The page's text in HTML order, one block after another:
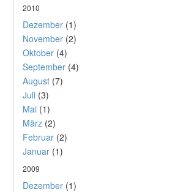
2010
Dezember (1)
November (2)
Oktober (4)
September (4)
August (7)
Juli (3)
Mai (1)
März (2)
Februar (2)
Januar (1)
2009
Dezember (1)